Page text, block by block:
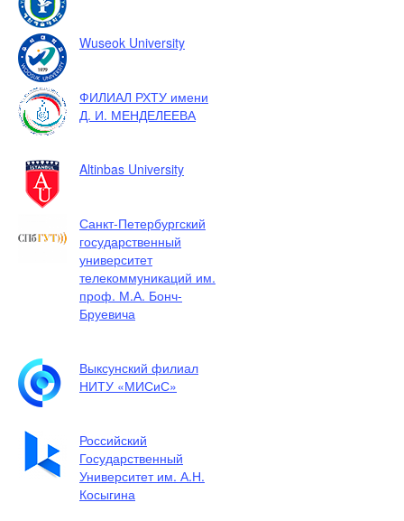
Wuseok University
ФИЛИАЛ РХТУ имени
Д. И. МЕНДЕЛЕЕВА
Altinbas University
Санкт-Петербургский
государственный
университет
телекоммуникаций им.
проф. М.А. Бонч-
Бруевича
Выксунский филиал
НИТУ «МИСиС»
Российский
Государственный
Университет им. А.Н.
Косыгина